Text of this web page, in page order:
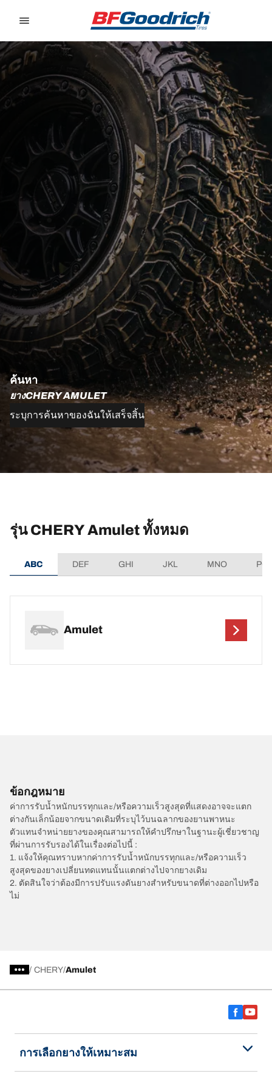
ค้นหา
ยางCHERY AMULET
ระบุการค้นหาของฉันให้เสร็จสิ้น
รุ่น CHERY Amulet ทั้งหมด
ABC DEF GHI JKL MNO
Amulet
ข้อกฎหมาย
ค่าการรับน้ำหนักบรรทุกและ/หรือความเร็วสูงสุดที่แสดงอาจจะแตก
ต่างกันเล็กน้อยจากขนาดเดิมที่ระบุไว้บนฉลากของยานพาหนะ
ตัวแทนจำหน่ายยางของคุณสามารถให้คำปรึกษาในฐานะผู้เชี่ยวชาญ
ที่ผ่านการรับรองได้ในเรื่องต่อไปนี้ :
1. แจ้งให้คุณทราบหากค่าการรับน้ำหนักบรรทุกและ/หรือความเร็ว
สูงสุดของยางเปลี่ยนทดแทนนั้นแตกต่างไปจากยางเดิม
2. ตัดสินใจว่าต้องมีการปรับแรงดันยางสำหรับขนาดที่ต่างออกไปหรือ
ไม่
/ CHERY Amulet
การเลือกยางให้เหมาะสม